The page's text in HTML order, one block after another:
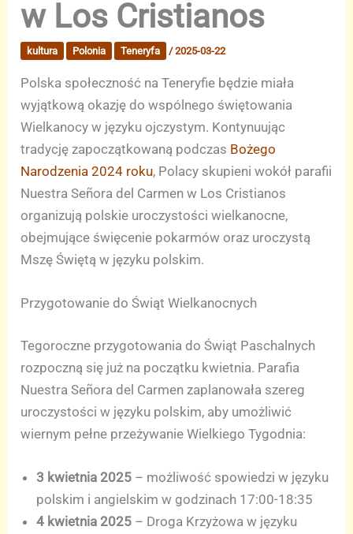
w Los Cristianos
kultura Polonia Teneryfa /2025-03-22
Polska społeczność na Teneryfie będzie miała
wyjątkową okazję do wspólnego świętowania
Wielkanocy w języku ojczystym. Kontynuując
tradycję zapoczątkowaną podczas Bożego
Narodzenia 2024 roku, Polacy skupieni wokół parafii
Nuestra Señora del Carmen w Los Cristianos
organizują polskie uroczystości wielkanocne,
obejmujące święcenie pokarmów oraz uroczystą
Mszę Świętą w języku polskim.
Przygotowanie do Świąt Wielkanocnych
Tegoroczne przygotowania do Świąt Paschalnych
rozpoczną się już na początku kwietnia. Parafia
Nuestra Señora del Carmen zaplanowała szereg
uroczystości w języku polskim, aby umożliwić
wiernym pełne przeżywanie Wielkiego Tygodnia:
3 kwietnia 2025 – możliwość spowiedzi w języku
polskim i angielskim w godzinach 17:00-18:35
4 kwietnia 2025 – Droga Krzyżowa w języku